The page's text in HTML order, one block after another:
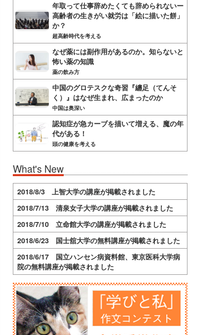
年取って仕事辞めたくても辞められないー
高齢者の生きがい就労は「絵に描いた餅」
か？
超高齢時代を考える
なぜ薬には副作用があるのか。知らないと
怖い薬の知識
薬の飲み方
中国のグロテスクな奇習『纏足（てんそ
く）』はなぜ生まれ、広まったのか
中国は奥深い
認知症が急カーブを描いて増える、魔の年
代がある！
頭の健康を考える
What's New
2018/8/3 上智大学の講座が掲載されました
2018/7/13 清泉女子大学の講座が掲載されました
2018/7/10 立命館大学の講座が掲載されました
2018/6/23 国士舘大学の無料講座が掲載されました
2018/6/17 国立ハンセン病資料館、東京医科大学病
院の無料講座が掲載されました